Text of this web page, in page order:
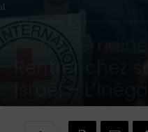
Cette semaine
Rentrer chez